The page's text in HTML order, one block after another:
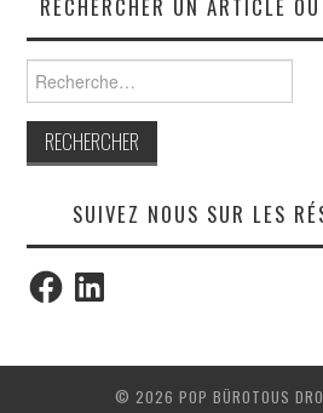
RECHERCHER UN ARTICLE
SUIVEZ NOUS SUR LES
FacebookLinkedIn
© 2026 POP BÜROTOUS